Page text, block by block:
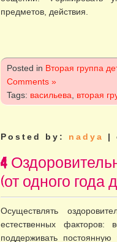
предметов, действия.
Posted in Вторая группа
Comments »
Tags: васильева вторая
Posted by: nadya |
4
(от одного года
Осуществлять
естественных
поддерживать